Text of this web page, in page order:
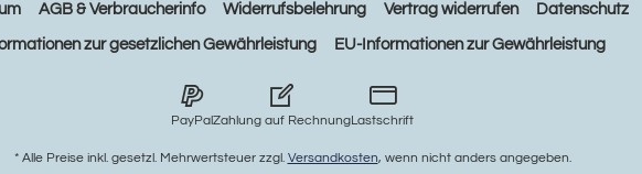
AGB & Verbraucherinfo Widerrufsbelehrung Vertrag widerrufen Datenschutz
zur gesetzlichen Gewährleistung EU-Informationen zur Gewährleistung
PayPalZahlung auf RechnungLastschrift
* Alle Preise inkl. gesetzl. Mehrwertsteuer zzgl. Versandkosten, wenn nicht anders angegeben.